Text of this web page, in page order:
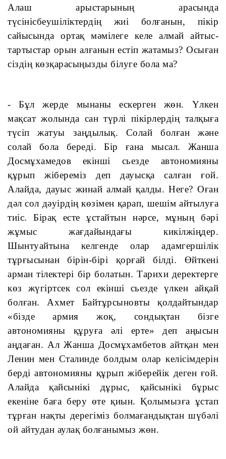
Алаш арыстарының арасында
түсінісбеушіліктердің жиі болғанын, пікір
сайысында ортақ мәмілеге келе алмай айтыс-
тартыстар орын алғанын естіп жатамыз? Осыған
сіздің көзқарасыңызды білуге бола ма?
- Бұл жерде мынаны ескерген жөн. Үлкен
мақсат жолында сан түрлі пікірлердің талқыға
түсіп жатуы заңдылық. Солай болған және
солай бола береді. Бір ғана мысал. Жанша
Досмұхамедов екінші сьезде автономияны
құрып жібереміз деп дауысқа салған ғой.
Алайда, дауыс жинай алмай қалды. Неге? Оған
дәл сол дәуірдің көзімен қарап, шешім айтылуға
тиіс. Бірақ есте ұстайтын нәрсе, мұның бәрі
жұмыс жағдайындағы кикілжіңдер.
Шынтуайтына келгенде олар адамгершілік
тұрғысынан бірін-бірі қорғай білді. Өйткені
арман тілектері бір болатын. Тарихи деректерге
көз жүгіртсек сол екінші сьезде үлкен айқай
болған. Ахмет Байтұрсыновты қолдайтындар
«бізде армия жоқ, сондықтан бізге
автономияны құруға әлі ерте» деп аңысын
аңдаған. Ал Жанша Досмұхамбетов айтқан мен
Ленин мен Сталинде болдым олар келісімдерін
берді автономияны құрып жіберейік деген ғой.
Алайда қайсынікі дұрыс, қайсынікі бұрыс
екеніне баға беру өте қиын. Қолымызға ұстап
тұрған нақты дерегіміз болмағандықтан шүбәлі
ой айтудан аулақ болғанымыз жөн.